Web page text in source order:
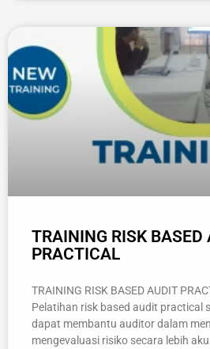
TRAINING RISK BASED
PRACTICAL
TRAINING RISK BASED AUDIT
Pelatihan risk based audit practical
dapat membantu auditor dalam
mengevaluasi risiko secara lebih